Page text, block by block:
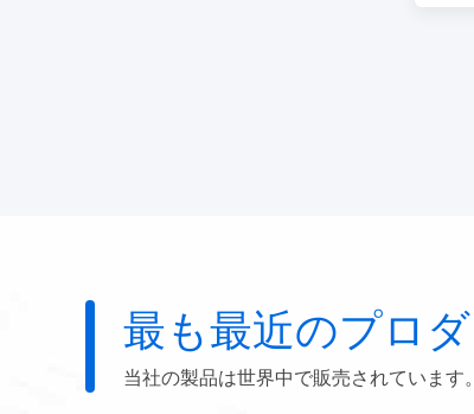
最も最近のプロ
当社の製品は世界中で販売されています